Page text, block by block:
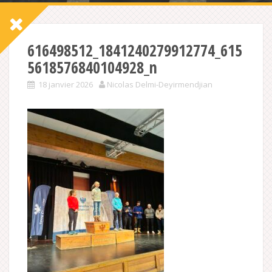
616498512_1841240279912774_615
5618576840104928_n
18 janvier 2026 Nicolas Delmi-Deyirmendjian